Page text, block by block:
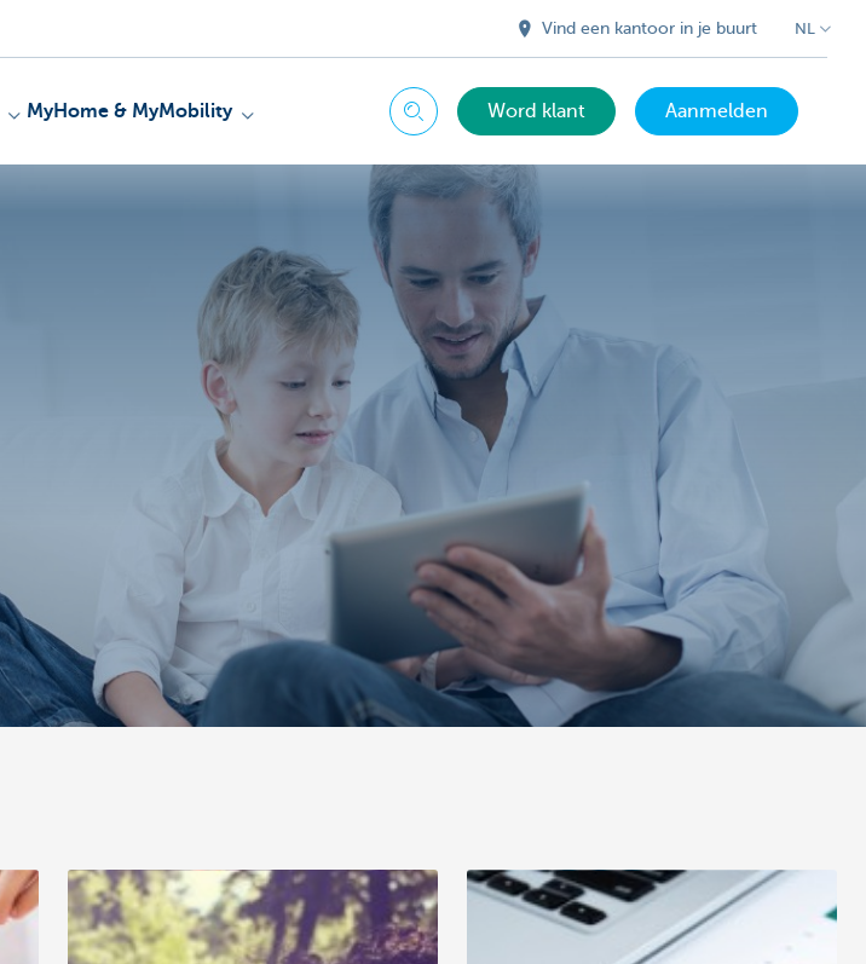
Vind een kantoor in je buurt NL
MyHome & MyMobility Zoeken Word klant Aanmelden